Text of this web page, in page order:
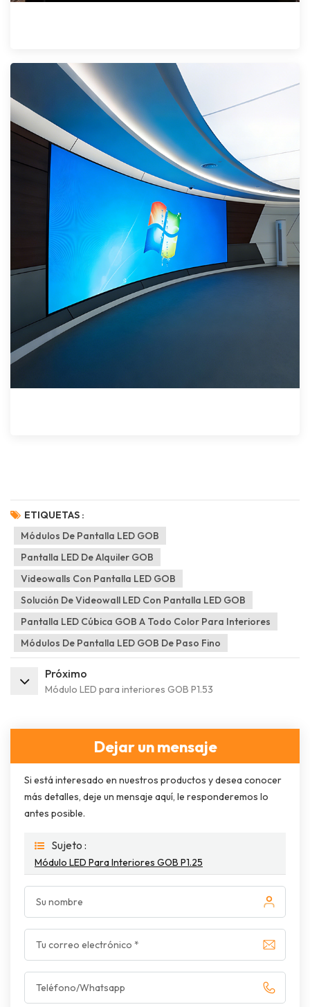
ETIQUETAS :
Módulos De Pantalla LED GOB
Pantalla LED De Alquiler GOB
Videowalls Con Pantalla LED GOB
Solución De Videowall LED Con Pantalla LED GOB
Pantalla LED Cúbica GOB A Todo Color Para Interiores
Módulos De Pantalla LED GOB De Paso Fino
Próximo
Módulo LED para interiores GOB P1.53
Dejar un mensaje
Si está interesado en nuestros productos y desea conocer
más detalles, deje un mensaje aquí, le responderemos lo
antes posible.
Sujeto :
Módulo LED Para Interiores GOB P1.25